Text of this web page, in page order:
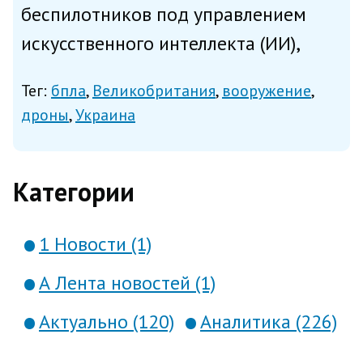
беспилотников под управлением
искусственного интеллекта (ИИ),
Великобританией, сообщает в среду
РИА Новости со ссылкой на данные
«Общественное». Нап...
Тег: бпла Великобритания вооружение
дроны Украина
Категории
1 Новости (1)
А Лента новостей (1)
Актуально (120)
Аналитика (226)